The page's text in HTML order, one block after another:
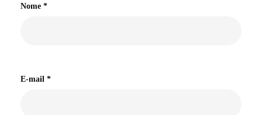
Nome *
E-mail *